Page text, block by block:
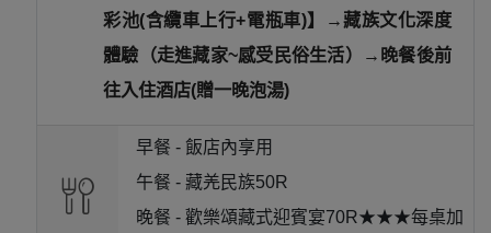
彩池(含纜車上行+電瓶車)】→藏族文化深度
體驗（走進藏家~感受民俗生活）→晚餐後前
往入住酒店(贈一晚泡湯)
早餐 - 飯店內享用
午餐 - 藏羌民族50R
晚餐 - 歡樂頌藏式迎賓宴70R★★★每桌加